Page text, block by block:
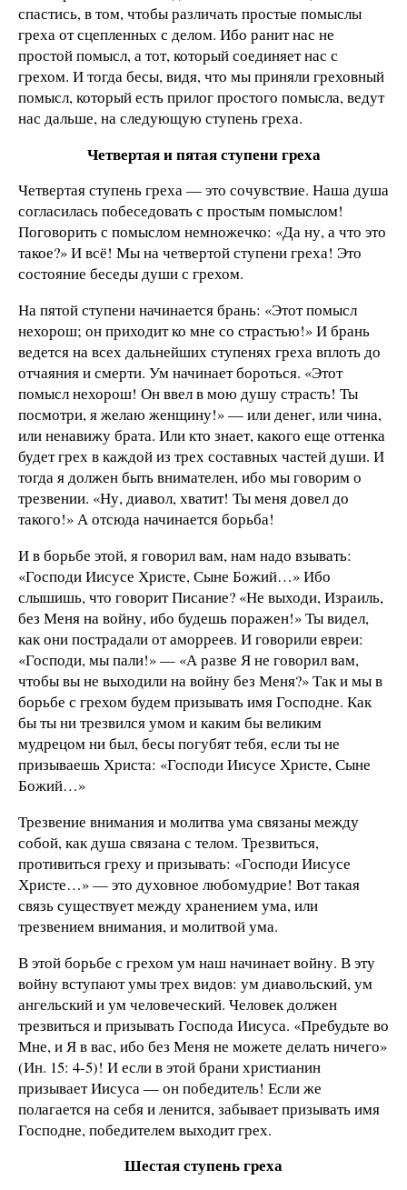
спастись, в том, чтобы различать простые помыслы
греха от сцепленных с делом. Ибо ранит нас не
простой помысл, а тот, который соединяет нас с
грехом. И тогда бесы, видя, что мы приняли греховный
помысл, который есть прилог простого помысла, ведут
нас дальше, на следующую ступень греха.
Четвертая и пятая ступени греха
Четвертая ступень греха — это сочувствие. Наша душа
согласилась побеседовать с простым помыслом!
Поговорить с помыслом немножечко: «Да ну, а что это
такое?» И всё! Мы на четвертой ступени греха! Это
состояние беседы души с грехом.
На пятой ступени начинается брань: «Этот помысл
нехорош; он приходит ко мне со страстью!» И брань
ведется на всех дальнейших ступенях греха вплоть до
отчаяния и смерти. Ум начинает бороться. «Этот
помысл нехорош! Он ввел в мою душу страсть! Ты
посмотри, я желаю женщину!» — или денег, или чина,
или ненавижу брата. Или кто знает, какого еще оттенка
будет грех в каждой из трех составных частей души. И
тогда я должен быть внимателен, ибо мы говорим о
трезвении. «Ну, диавол, хватит! Ты меня довел до
такого!» А отсюда начинается борьба!
И в борьбе этой, я говорил вам, нам надо взывать:
«Господи Иисусе Христе, Сыне Божий…» Ибо
слышишь, что говорит Писание? «Не выходи, Израиль,
без Меня на войну, ибо будешь поражен!» Ты видел,
как они пострадали от аморреев. И говорили евреи:
«Господи, мы пали!» — «А разве Я не говорил вам,
чтобы вы не выходили на войну без Меня?» Так и мы в
борьбе с грехом будем призывать имя Господне. Как
бы ты ни трезвился умом и каким бы великим
мудрецом ни был, бесы погубят тебя, если ты не
призываешь Христа: «Господи Иисусе Христе, Сыне
Божий…»
Трезвение внимания и молитва ума связаны между
собой, как душа связана с телом. Трезвиться,
противиться греху и призывать: «Господи Иисусе
Христе…» — это духовное любомудрие! Вот такая
связь существует между хранением ума, или
трезвением внимания, и молитвой ума.
В этой борьбе с грехом ум наш начинает войну. В эту
войну вступают умы трех видов: ум диавольский, ум
ангельский и ум человеческий. Человек должен
трезвиться и призывать Господа Иисуса. «Пребудьте во
Мне, и Я в вас, ибо без Меня не можете делать ничего»
(Ин. 15: 4-5)! И если в этой брани христианин
призывает Иисуса — он победитель! Если же
полагается на себя и ленится, забывает призывать имя
Господне, победителем выходит грех.
Шестая ступень греха